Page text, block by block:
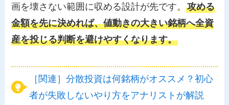
画を壊さない範囲に収める設計が先です。攻める
金額を先に決めれば、値動きの大きい銘柄へ全資
産を投じる判断を避けやすくなります。
［関連］分散投資は何銘柄がオススメ？初心
者が失敗しないやり方をアナリストが解説